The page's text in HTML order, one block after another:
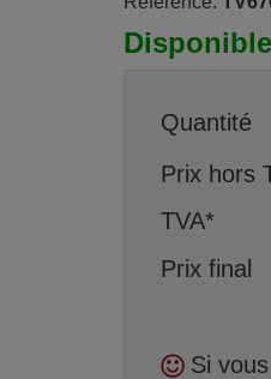
Quantité
Prix hors
TVA*
Prix final
Si